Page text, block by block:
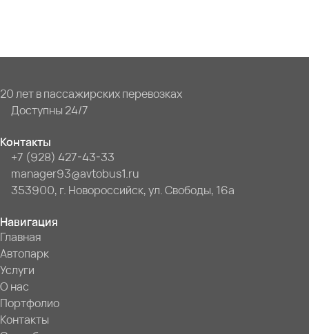
20 лет в пассажирских перевозках
Доступны 24/7
Контакты
+7 (928) 427-43-33
manager93@avtobus1.ru
353900, г. Новороссийск, ул. Свободы, 16а
Навигация
Главная
Автопарк
Услуги
О нас
Портфолио
Контакты